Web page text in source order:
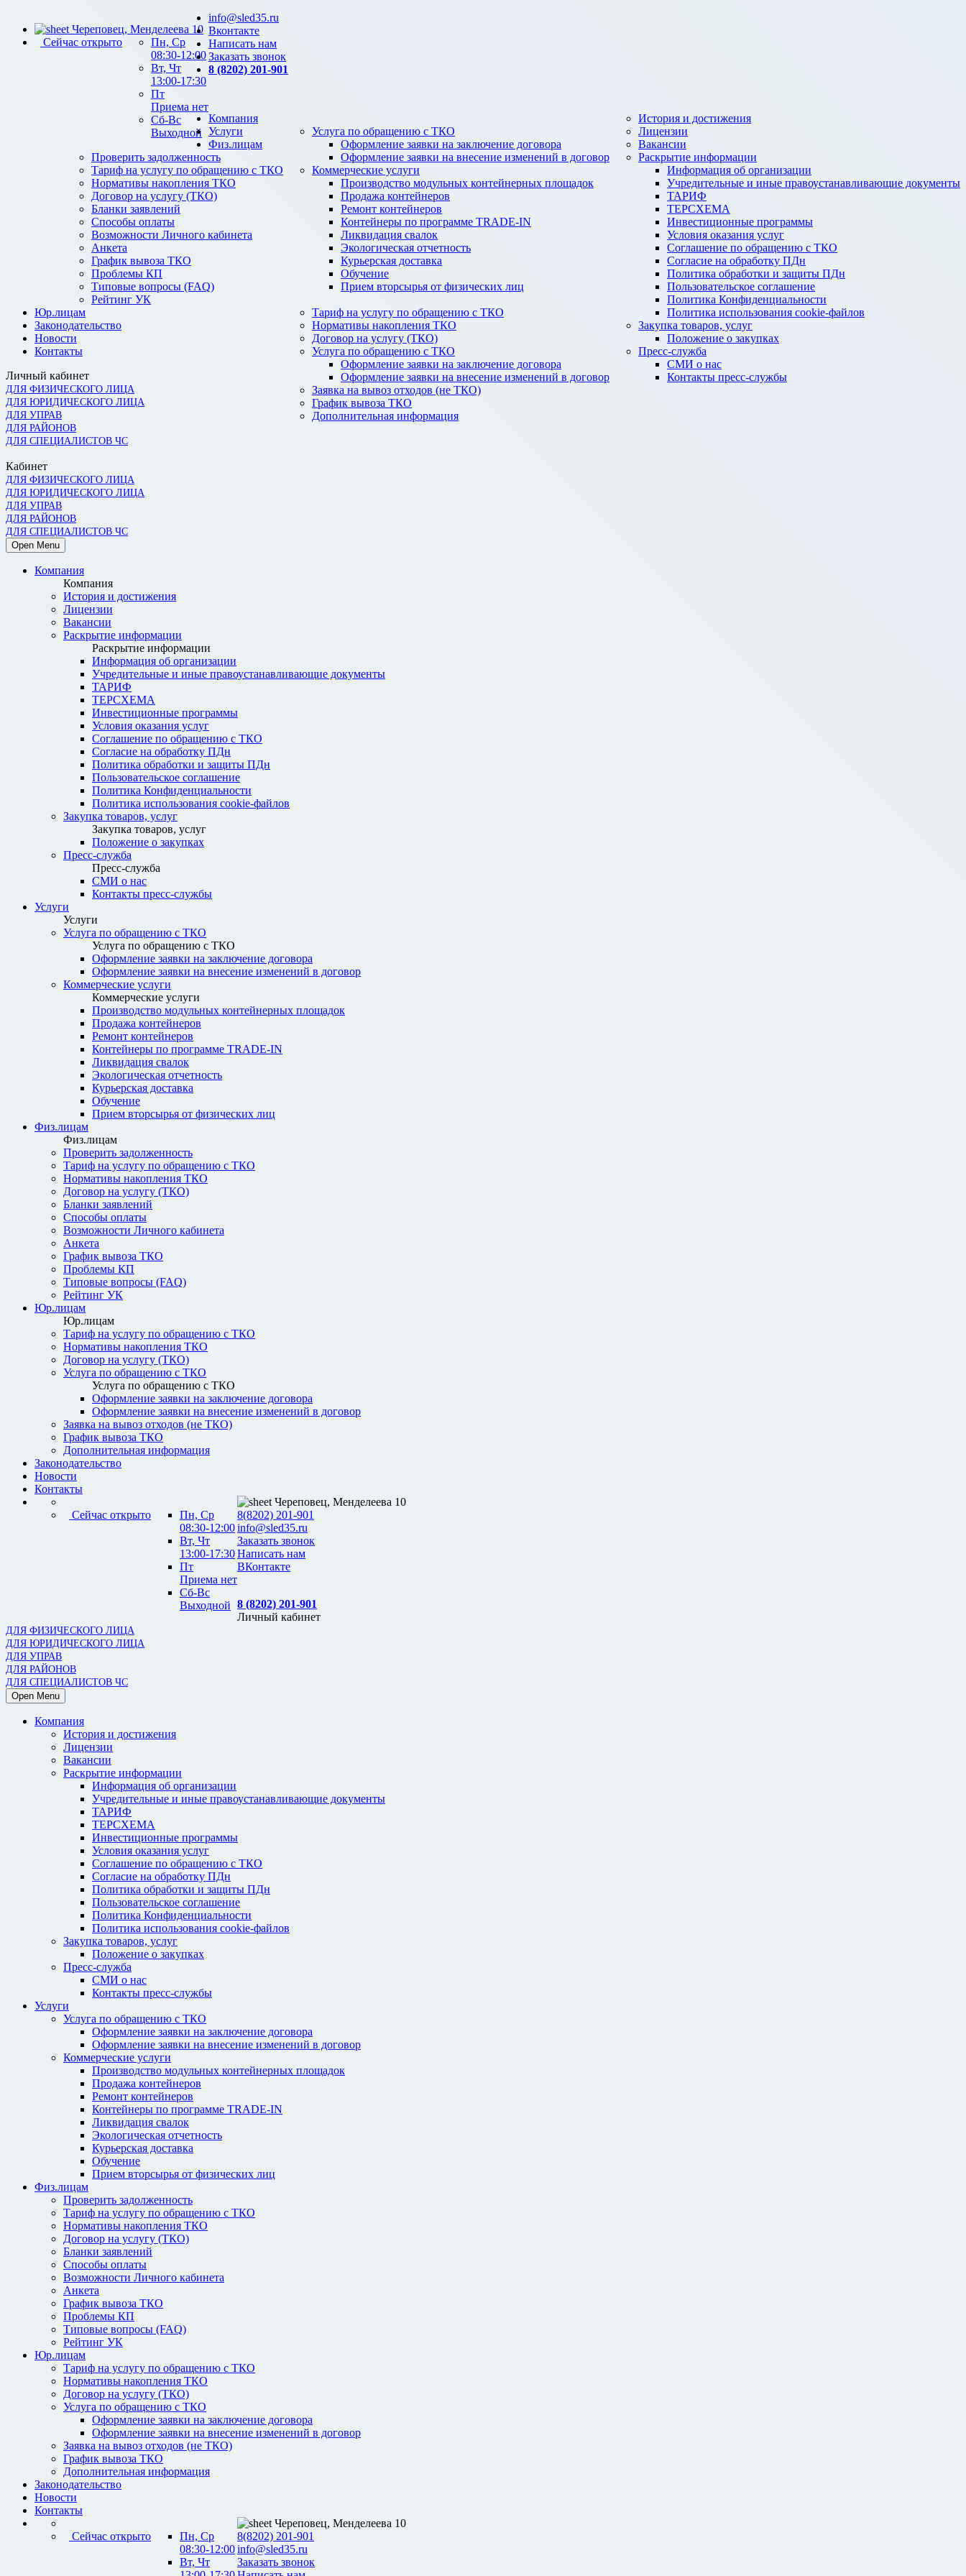
Череповец, Менделеева 10
Сейчас открыто
Пн, Ср
08:30-12:00
Вт, Чт
13:00-17:30
Пт
Приема нет
Сб-Вс
Выходной
info@sled35.ru
Вконтакте
Написать нам
Заказать звонок
8 (8202) 201-901
Компания
История и достижения
Лицензии
Вакансии
Раскрытие информации
Информация об организации
Учредительные и иные правоустанавливающие документы
ТАРИФ
ТЕРСХЕМА
Инвестиционные программы
Условия оказания услуг
Соглашение по обращению с ТКО
Согласие на обработку ПДн
Политика обработки и защиты ПДн
Пользовательское соглашение
Политика Конфиденциальности
Политика использования cookie-файлов
Закупка товаров, услуг
Положение о закупках
Пресс-служба
СМИ о нас
Контакты пресс-службы
Услуги
Услуга по обращению с ТКО
Оформление заявки на заключение договора
Оформление заявки на внесение изменений в договор
Коммерческие услуги
Производство модульных контейнерных площадок
Продажа контейнеров
Ремонт контейнеров
Контейнеры по программе TRADE-IN
Ликвидация свалок
Экологическая отчетность
Курьерская доставка
Обучение
Прием вторсырья от физических лиц
Физ.лицам
Проверить задолженность
Тариф на услугу по обращению с ТКО
Нормативы накопления ТКО
Договор на услугу (ТКО)
Бланки заявлений
Способы оплаты
Возможности Личного кабинета
Анкета
График вывоза ТКО
Проблемы КП
Типовые вопросы (FAQ)
Рейтинг УК
Юр.лицам
Тариф на услугу по обращению с ТКО
Нормативы накопления ТКО
Договор на услугу (ТКО)
Услуга по обращению с ТКО
Оформление заявки на заключение договора
Оформление заявки на внесение изменений в договор
Заявка на вывоз отходов (не ТКО)
График вывоза ТКО
Дополнительная информация
Законодательство
Новости
Контакты
Личный кабинет
ДЛЯ ФИЗИЧЕСКОГО ЛИЦА
ДЛЯ ЮРИДИЧЕСКОГО ЛИЦА
ДЛЯ УПРАВ
ДЛЯ РАЙОНОВ
ДЛЯ СПЕЦИАЛИСТОВ ЧС
Кабинет
ДЛЯ ФИЗИЧЕСКОГО ЛИЦА
ДЛЯ ЮРИДИЧЕСКОГО ЛИЦА
ДЛЯ УПРАВ
ДЛЯ РАЙОНОВ
ДЛЯ СПЕЦИАЛИСТОВ ЧС
Open Menu
Компания
Компания
История и достижения
Лицензии
Вакансии
Раскрытие информации
Раскрытие информации
Информация об организации
Учредительные и иные правоустанавливающие документы
ТАРИФ
ТЕРСХЕМА
Инвестиционные программы
Условия оказания услуг
Соглашение по обращению с ТКО
Согласие на обработку ПДн
Политика обработки и защиты ПДн
Пользовательское соглашение
Политика Конфиденциальности
Политика использования cookie-файлов
Закупка товаров, услуг
Закупка товаров, услуг
Положение о закупках
Пресс-служба
Пресс-служба
СМИ о нас
Контакты пресс-службы
Услуги
Услуги
Услуга по обращению с ТКО
Услуга по обращению с ТКО
Оформление заявки на заключение договора
Оформление заявки на внесение изменений в договор
Коммерческие услуги
Коммерческие услуги
Производство модульных контейнерных площадок
Продажа контейнеров
Ремонт контейнеров
Контейнеры по программе TRADE-IN
Ликвидация свалок
Экологическая отчетность
Курьерская доставка
Обучение
Прием вторсырья от физических лиц
Физ.лицам
Физ.лицам
Проверить задолженность
Тариф на услугу по обращению с ТКО
Нормативы накопления ТКО
Договор на услугу (ТКО)
Бланки заявлений
Способы оплаты
Возможности Личного кабинета
Анкета
График вывоза ТКО
Проблемы КП
Типовые вопросы (FAQ)
Рейтинг УК
Юр.лицам
Юр.лицам
Тариф на услугу по обращению с ТКО
Нормативы накопления ТКО
Договор на услугу (ТКО)
Услуга по обращению с ТКО
Услуга по обращению с ТКО
Оформление заявки на заключение договора
Оформление заявки на внесение изменений в договор
Заявка на вывоз отходов (не ТКО)
График вывоза ТКО
Дополнительная информация
Законодательство
Новости
Контакты
Сейчас открыто
Пн, Ср
08:30-12:00
Вт, Чт
13:00-17:30
Пт
Приема нет
Сб-Вс
Выходной
Череповец, Менделеева 10
8(8202) 201-901
info@sled35.ru
Заказать звонок
Написать нам
ВКонтакте
8 (8202) 201-901
Личный кабинет
ДЛЯ ФИЗИЧЕСКОГО ЛИЦА
ДЛЯ ЮРИДИЧЕСКОГО ЛИЦА
ДЛЯ УПРАВ
ДЛЯ РАЙОНОВ
ДЛЯ СПЕЦИАЛИСТОВ ЧС
Open Menu
Компания
История и достижения
Лицензии
Вакансии
Раскрытие информации
Информация об организации
Учредительные и иные правоустанавливающие документы
ТАРИФ
ТЕРСХЕМА
Инвестиционные программы
Условия оказания услуг
Соглашение по обращению с ТКО
Согласие на обработку ПДн
Политика обработки и защиты ПДн
Пользовательское соглашение
Политика Конфиденциальности
Политика использования cookie-файлов
Закупка товаров, услуг
Положение о закупках
Пресс-служба
СМИ о нас
Контакты пресс-службы
Услуги
Услуга по обращению с ТКО
Оформление заявки на заключение договора
Оформление заявки на внесение изменений в договор
Коммерческие услуги
Производство модульных контейнерных площадок
Продажа контейнеров
Ремонт контейнеров
Контейнеры по программе TRADE-IN
Ликвидация свалок
Экологическая отчетность
Курьерская доставка
Обучение
Прием вторсырья от физических лиц
Физ.лицам
Проверить задолженность
Тариф на услугу по обращению с ТКО
Нормативы накопления ТКО
Договор на услугу (ТКО)
Бланки заявлений
Способы оплаты
Возможности Личного кабинета
Анкета
График вывоза ТКО
Проблемы КП
Типовые вопросы (FAQ)
Рейтинг УК
Юр.лицам
Тариф на услугу по обращению с ТКО
Нормативы накопления ТКО
Договор на услугу (ТКО)
Услуга по обращению с ТКО
Оформление заявки на заключение договора
Оформление заявки на внесение изменений в договор
Заявка на вывоз отходов (не ТКО)
График вывоза ТКО
Дополнительная информация
Законодательство
Новости
Контакты
Сейчас открыто
Пн, Ср
08:30-12:00
Вт, Чт
Череповец, Менделеева 10
8(8202) 201-901
info@sled35.ru
Заказать звонок